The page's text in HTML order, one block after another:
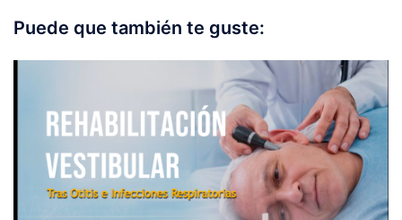
Puede que también te guste: